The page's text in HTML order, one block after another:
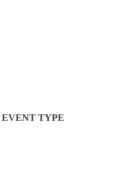
EVENT TYPE